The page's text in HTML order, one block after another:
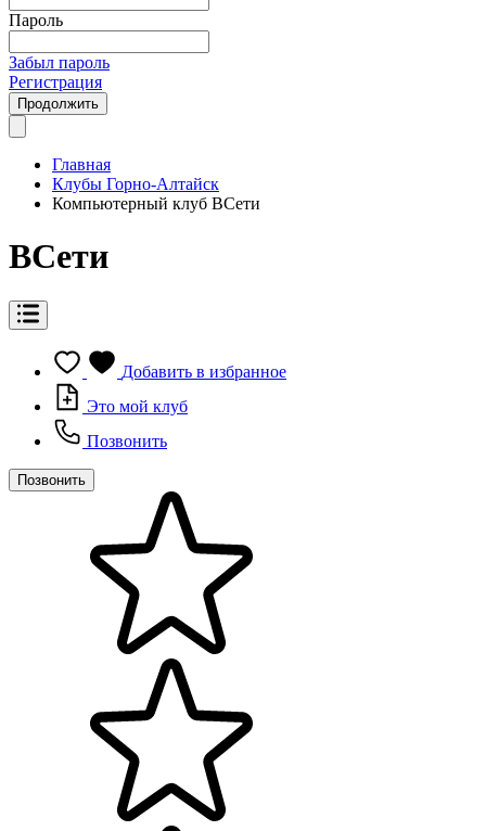
Пароль
Забыл пароль
Регистрация
Продолжить
Главная
Клубы Горно-Алтайск
Компьютерный клуб ВСети
ВСети
Добавить в избранное
Это мой клуб
Позвонить
Позвонить